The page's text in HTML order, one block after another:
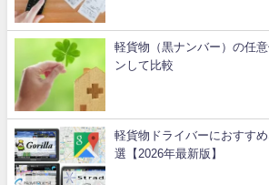
軽貨物（黒ナンバー）の任
ンして比較
軽貨物ドライバーにおすす
選【2026年最新版】